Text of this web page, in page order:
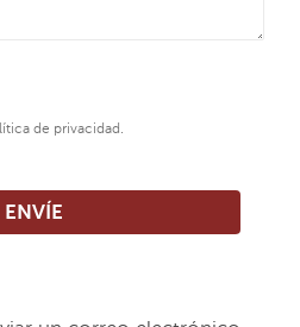
de privacidad.